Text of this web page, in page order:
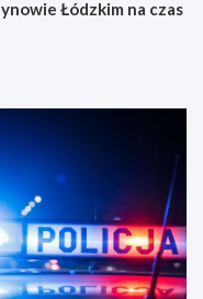
Łódzkim na czas